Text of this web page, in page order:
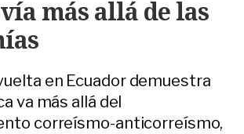
más allá de las
en Ecuador demuestra
va más allá del
correísmo-anticorreísmo,